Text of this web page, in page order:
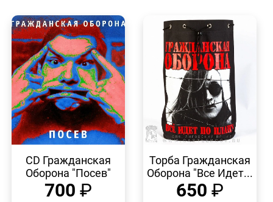
ПРОСМОТР
CD Гражданская
Оборона "Посев"
700 ₽
ПРОСМОТР
Торба Гражданская
Оборона "Все Идет...
650 ₽